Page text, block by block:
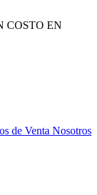
COSTO EN
de Venta Nosotros